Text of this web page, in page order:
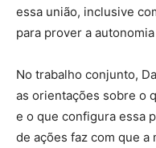
essa união, inclusive
para prover a
No trabalho conjunto,
as orientações sobre o
e o que configura essa
de ações faz com que